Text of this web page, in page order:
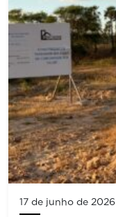
17 de junho de 2026